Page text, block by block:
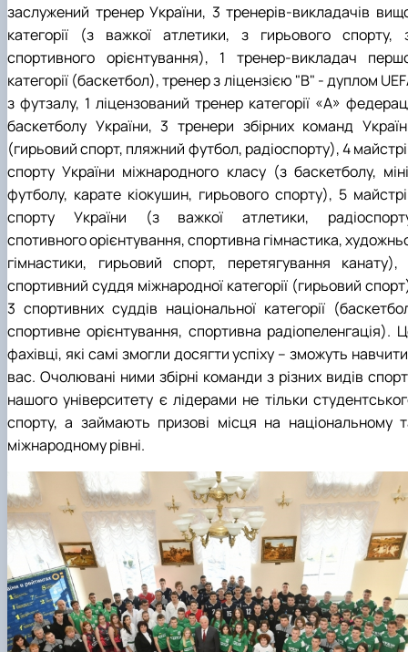
заслужений тренер України, 3 тренерів-викладачів
категорії (з важкої атлетики, з гирьового спорту,
спортивного орієнтування), 1 тренер-викладач
категорії (баскетбол), тренер з ліцензією "В" - дуплом
з футзалу, 1 ліцензований тренер категорії «А»
баскетболу України, 3 тренери збірних команд
(гирьовий спорт, пляжний футбол, радіоспорту), 4
спорту України міжнародного класу (з баскетболу,
футболу, карате кіокушин, гирьового спорту), 5
спорту України (з важкої атлетики,
спотивного орієнтування, спортивна гімнастика,
гімнастики, гирьовий спорт, перетягування канату),
спортивний суддя міжнародної категорії (гирьовий
3 спортивних суддів національної категорії
спортивне орієнтування, спортивна радіопеленгація).
фахівці, які самі змогли досягти успіху – зможуть навчити
вас. Очолювані ними збірні команди з різних видів
нашого університету є лідерами не тільки
спорту, а займають призові місця на національному
міжнародному рівні.